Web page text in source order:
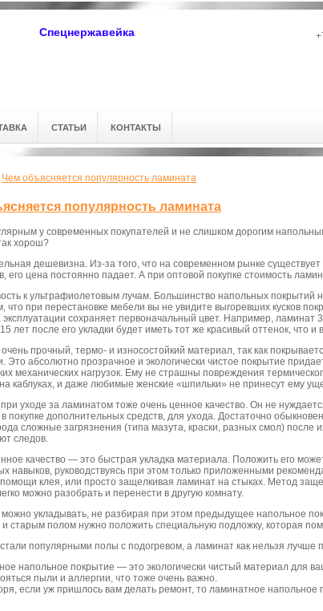
Спецнержавейка
СТАТЬИ КОНТАКТЫ
Чем объясняется популярность ламината
популярность ламината
у современных покупателей и не слишком дорогим
хорош?
дешевизна. Из-за того, что на современном рынке существует
его цена постоянно падает. А при оптовой покупке стоимость
к ультрафиолетовым лучам. Большинство напольных покрытий
что при перестановке мебели вы не увидите выгоревших кусков
эксплуатации сохраняет первоначальный цвет. Например, ламинат
лет после его укладки будет иметь тот же красивый оттенок, что и
прочный, термо- и износостойкий материал, так как
Это абсолютно прозрачное и экологически чистое покрытие
механических нагрузок. Ему не страшны повреждения
каблуках, и даже любимые женские «шпильки» не принесут ему
при уходе за ламинатом тоже очень ценное качество. Он не
покупке дополнительных средств, для ухода. Достаточно
сложные загрязнения (типа мазута, краски, разных смол) после
следов.
качество — это быстрая укладка материала. Положить его
навыков, руководствуясь при этом только приложенными
клея, или просто защелкивая ламинат на стыках. Метод
можно разобрать и перенести в другую комнату.
укладывать, не разбирая при этом предыдущее напольное
старым полом нужно положить специальную подложку, которая
популярными полы с подогревом, а ламинат как нельзя лучше
напольное покрытие — это экологически чистый материал для
пыли и аллергии, что тоже очень важно.
если уж пришлось вам делать ремонт, то ламинатное напольное